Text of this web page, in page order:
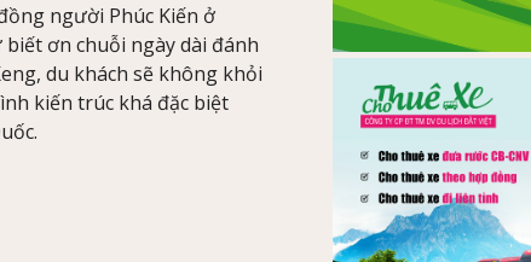
người Phúc Kiến ở
ơn chuỗi ngày dài đánh
du khách sẽ không khỏi
kiến trúc khá đặc biệt